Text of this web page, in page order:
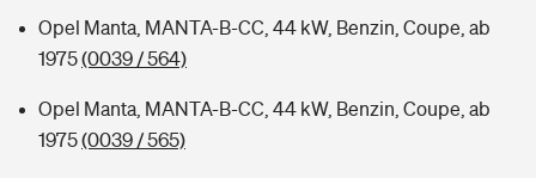
Opel Manta, MANTA-B-CC, 44 kW, Benzin, Coupe, ab
1975(0039 / 564)
Opel Manta, MANTA-B-CC, 44 kW, Benzin, Coupe, ab
1975(0039 / 565)